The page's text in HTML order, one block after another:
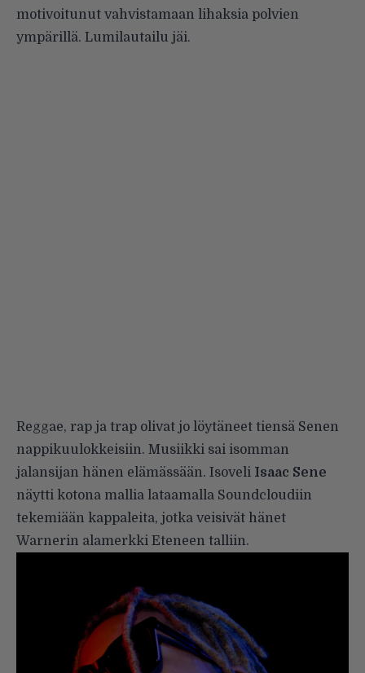
motivoitunut vahvistamaan lihaksia polvien
ympärillä. Lumilautailu jäi.
Reggae, rap ja trap olivat jo löytäneet tiensä Senen
nappikuulokkeisiin. Musiikki sai isomman
jalansijan hänen elämässään. Isoveli Isaac Sene
näytti kotona mallia lataamalla Soundcloudiin
tekemiään kappaleita, jotka veisivät hänet
Warnerin alamerkki Eteneen talliin.